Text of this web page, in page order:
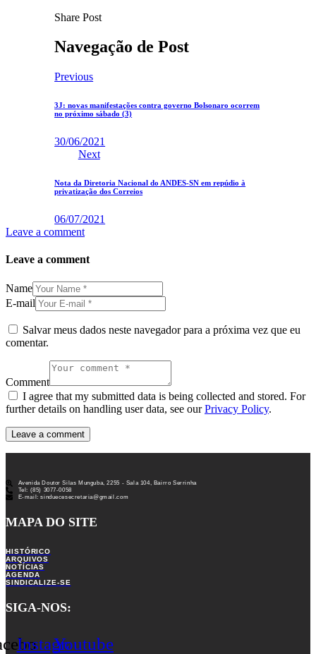
Share Post
Navegação de Post
Previous
3J: novas manifestações contra governo Bolsonaro ocorrem
no próximo sábado (3)
30/06/2021
Next
Nota da Diretoria Nacional do ANDES-SN em repúdio à
privatização dos Correios
06/07/2021
Leave a comment
Leave a comment
Name
E-mail
Salvar meus dados neste navegador para a próxima vez que eu
comentar.
Comment
I agree that my submitted data is being collected and stored. For
further details on handling user data, see ourPrivacy Policy.
Avenida Doutor Silas Munguba, 2255 - Sala 104, Bairro Serrinha
Tel: (85) 3077-0058
E-mail: sinduecesecretaria@gmail.com
MAPA DO SITE
HISTÓRICO
ARQUIVOS
NOTÍCIAS
AGENDA
SINDICALIZE-SE
SIGA-NOS:
Instagram
Youtube